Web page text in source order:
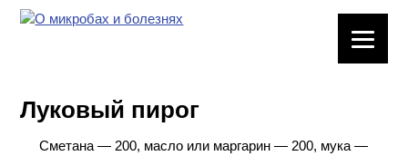
ХИМИЧЕСКАЯ
Луковый пирог
Сметана — 200, масло или маргарин — 200, мука —